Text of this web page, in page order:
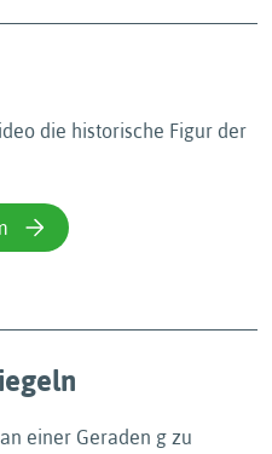
die historische Figur der
einer Geraden g zu